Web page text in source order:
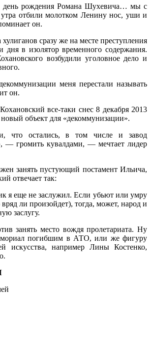
рождения Романа Шухевича… мы с
утра отбили молотком Ленину нос, уши и
он.
сразу же на месте преступления
дня в изолятор временного содержания.
возбудили уголовное дело и
меня перестали называть
он.
все-таки снес 8 декабря 2013
объект для «декоммунизации».
что остались, в том числе и завод
— громить кувалдами, — мечтает лидер
занять пустующий постамент Ильича,
отвечает так:
я еще не заслужил. Если убьют или умру
ли произойдет), тогда, может, народ и
заслугу.
занять место вождя пролетариата. Ну
погибшим в АТО, или же фигуру
искусства, например Лины Костенко,